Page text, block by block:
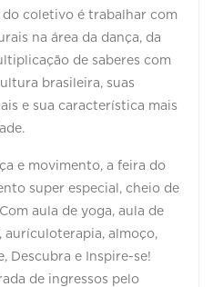
coletivo é trabalhar com
na área da dança, da
de saberes com
brasileira, suas
e sua característica mais
e movimento, a feira do
super especial, cheio de
aula de yoga, aula de
aurículoterapia, almoço,
Descubra e Inspire-se!
de ingressos pelo